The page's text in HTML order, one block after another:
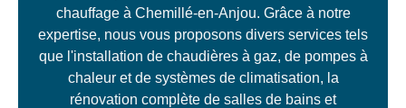
chauffage à Chemillé-en-Anjou. Grâce à notre
expertise, nous vous proposons divers services tels
que l'installation de chaudières à gaz, de pompes à
chaleur et de systèmes de climatisation, la
rénovation complète de salles de bains et